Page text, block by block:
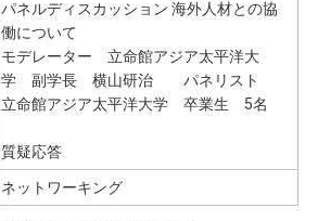
パネルディスカッション 海外人材との協
働について
モデレーター 立命館アジア太平洋大
学 副学長 横山研治 パネリスト
立命館アジア太平洋大学 卒業生 5名
質疑応答
ネットワーキング